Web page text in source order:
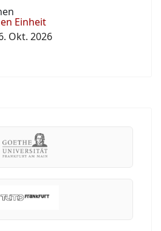
Einheit
Okt. 2026